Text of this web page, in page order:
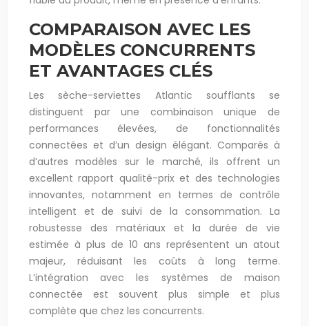
COMPARAISON AVEC LES
MODÈLES CONCURRENTS
ET AVANTAGES CLÉS
Les sèche-serviettes Atlantic soufflants se
distinguent par une combinaison unique de
performances élevées, de fonctionnalités
connectées et d’un design élégant. Comparés à
d’autres modèles sur le marché, ils offrent un
excellent rapport qualité-prix et des technologies
innovantes, notamment en termes de contrôle
intelligent et de suivi de la consommation. La
robustesse des matériaux et la durée de vie
estimée à plus de 10 ans représentent un atout
majeur, réduisant les coûts à long terme.
L’intégration avec les systèmes de maison
connectée est souvent plus simple et plus
complète que chez les concurrents.